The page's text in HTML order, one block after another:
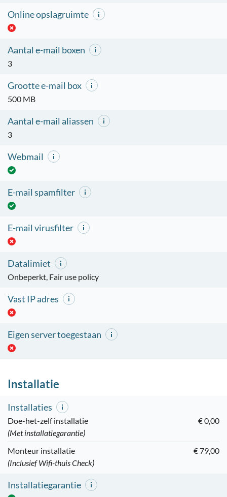
Online opslagruimte
Aantal e-mail boxen
3
Grootte e-mail box
500 MB
Aantal e-mail aliassen
3
Webmail
E-mail spamfilter
E-mail virusfilter
Datalimiet
Onbeperkt, Fair use policy
Vast IP adres
Eigen server toegestaan
Installatie
Installaties
Doe-het-zelf installatie
€ 0,00
(Met installatiegarantie)
Monteur installatie
€ 79,00
(Inclusief Wifi-thuis Check)
Installatiegarantie